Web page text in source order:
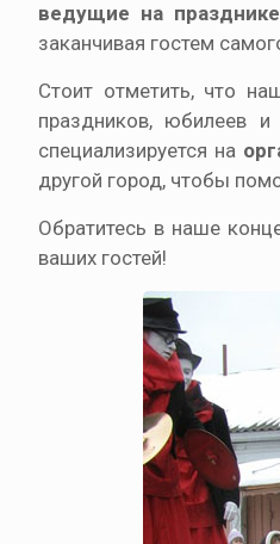
ведущие на празднике
заканчивая гостем
Стоит отметить, что
праздников, юбилеев
специализируется на
другой город, чтобы
Обратитесь в наше
ваших гостей!